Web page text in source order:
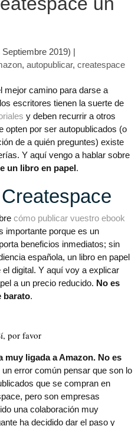
2019) |
, autopublicar, createspace
mejor camino para darse a
escritores tienen la suerte de
y deben recurrir a otros
opten por ser autopublicados (o
de a quién preguntes) existe
Y aquí vengo a hablar sobre
un libro en papel.
cómo publicar vuestro ebook
importante porque es un
beneficios inmediatos; sin
española, un libro en papel
digital. Y aquí voy a explicar
a un precio reducido. No es
barato.
por favor
muy ligada a Amazon. No es
un error común pensar que son lo
que se compran en
pero son empresas
una colaboración muy
ha decidido dar el paso y